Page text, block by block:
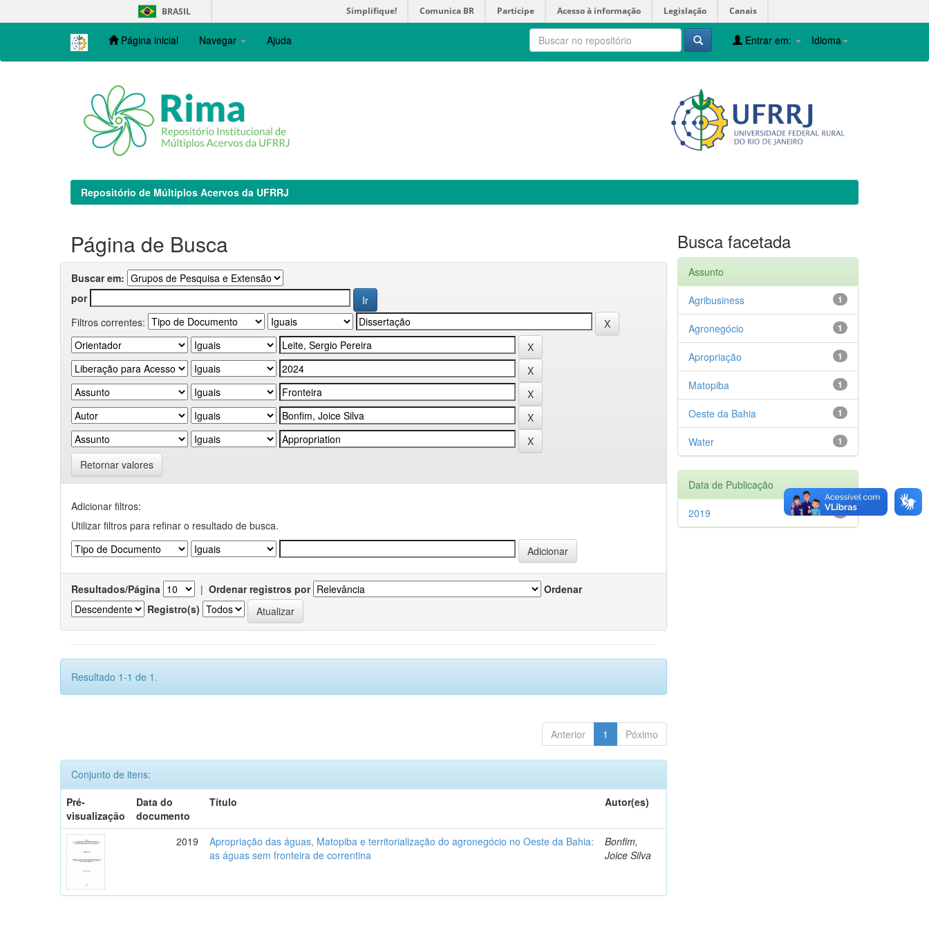
navigation
BRASIL Simplifique! Comunica BR Participe Acesso à informação Legislação Canais
Página inicial Navegar Ajuda Idioma
Entrar em:
Repositório de Múltiplos Acervos da UFRRJ
Página de Busca
Buscar em:
por
Filtros correntes:
Retornar valores
Adicionar filtros:
Utilizar filtros para refinar o resultado de busca.
Resultados/Página | Ordenar registros por
Ordenar
Registro(s)
Resultado 1-1 de 1.
Anterior 1 Póximo
Conjunto de itens:
Pré-
visualização
Data do
documento
Título Autor(es)
2019
Apropriação das águas, Matopiba e territorialização do agronegócio no Oeste da Bahia:
as águas sem fronteira de correntina
Bonfim,
Joice Silva
Busca facetada
Assunto
1
Agribusiness
1
Agronegócio
1
Apropriação
1
Matopiba
1
Oeste da Bahia
1
Water
Data de Publicação
1
2019